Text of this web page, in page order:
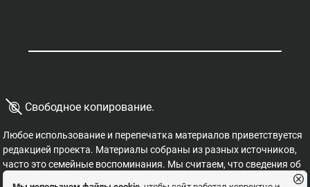
© Свободное копирование.
Любое использование и перепечатка материалов приветствуется
редакцией проекта. Материалы собраны из разных источников,
часто это семейные воспоминания. Мы считаем, что сведения об
этих важных страницах истории должны быть свободными для